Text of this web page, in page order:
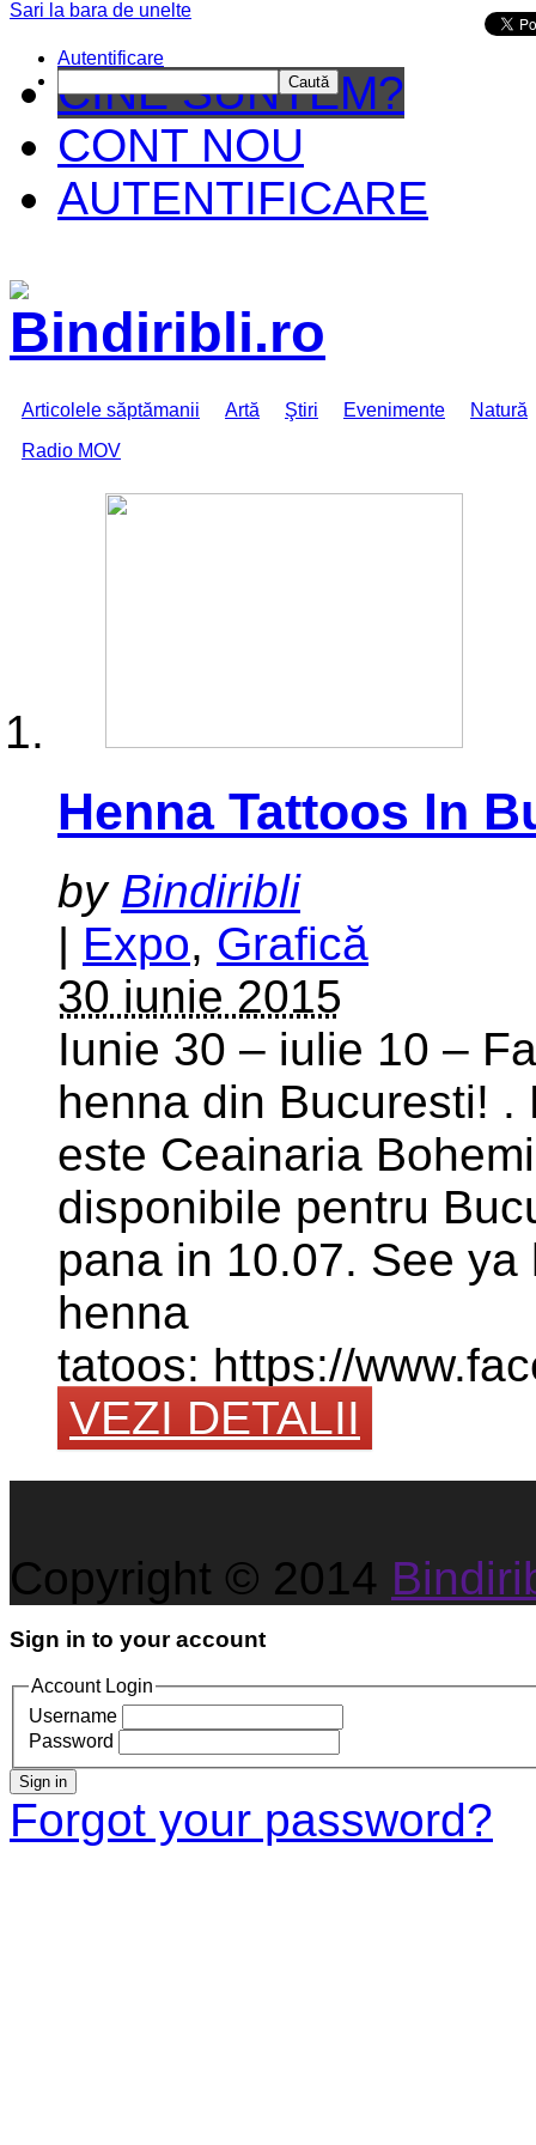
CINE SUNTEM?
CONT NOU
AUTENTIFICARE
Articolele săptămanii Artă Ştiri Evenimente
Natură
Radio MOV
Henna Tattoos In
by Bindiribli
| Expo, Grafică
30 iunie 2015
Iunie 30 – iulie 10 –
henna din Bucuresti!
este Ceainaria
disponibile pentru
pana in 10.07. See
henna
tatoos: https://
VEZI DETALII
Copyright © 2014
Sign in to your account
Account Login
Username
Password
Sign in
Forgot your password?
Sari la bara de unelte
Autentificare
Caută